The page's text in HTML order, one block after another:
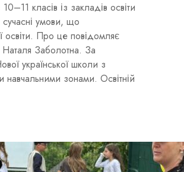
класів із закладів освіти
умови, що
освіти. Про це повідомляє
Наталя Заболотна. За
української школи з
зонами. Освітній